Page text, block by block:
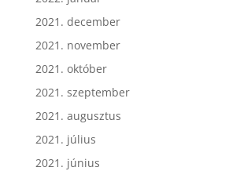
2021. december
2021. november
2021. október
2021. szeptember
2021. augusztus
2021. július
2021. június